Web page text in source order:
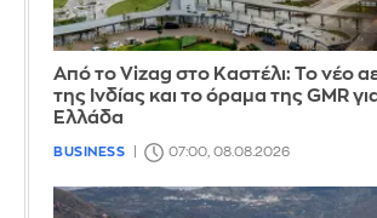
Από το Vizag στο Καστέλι: Το νέο
της Ινδίας και το όραμα της GMR
Ελλάδα
BUSINESS 07:00, 08.08.2026